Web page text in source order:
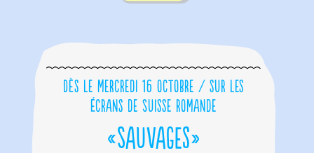
Dès le mercredi 16 octobre / sur les
écrans de Suisse romande
«Sauvages»